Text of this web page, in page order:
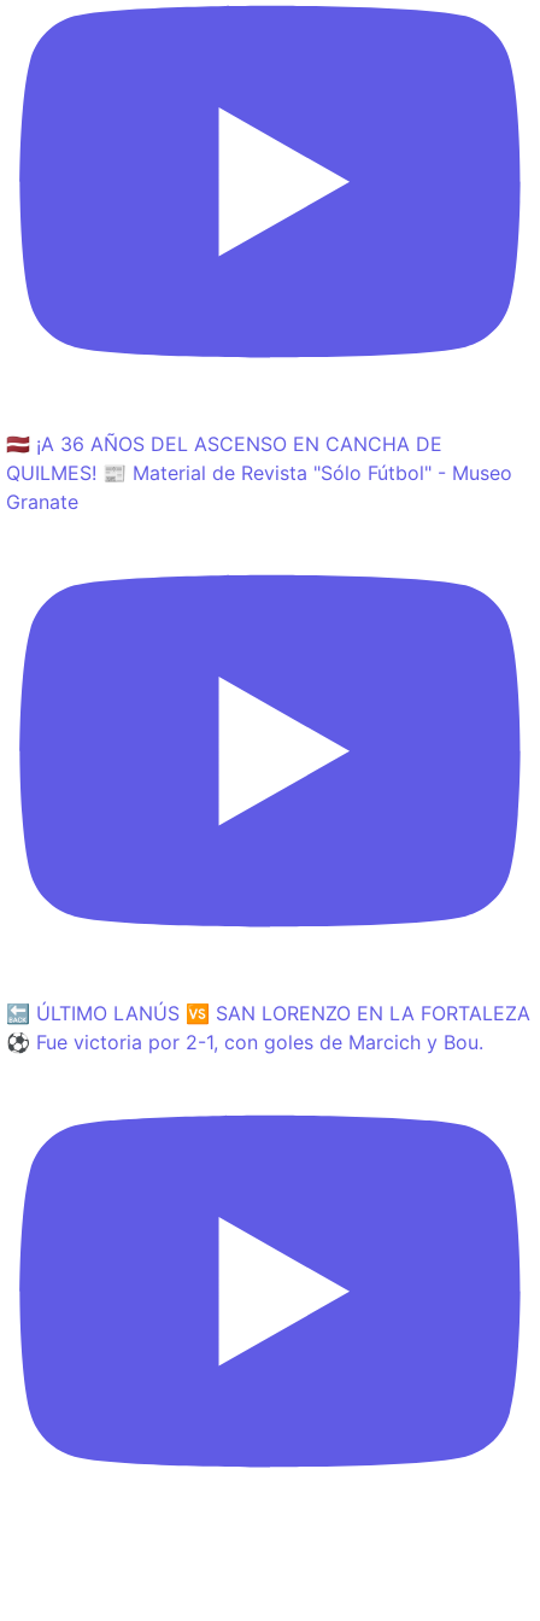
🇱🇻 ¡A 36 AÑOS DEL ASCENSO EN CANCHA DE
QUILMES! 📰 Material de Revista "Sólo Fútbol" - Museo
Granate
🔙 ÚLTIMO LANÚS 🆚 SAN LORENZO EN LA FORTALEZA
⚽️ Fue victoria por 2-1, con goles de Marcich y Bou.